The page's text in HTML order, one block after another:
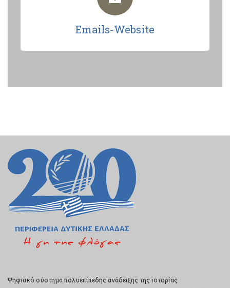
Emails-Website
Ψηφιακό σύστημα πολυεπίπεδης ανάδειξης της ιστορίας